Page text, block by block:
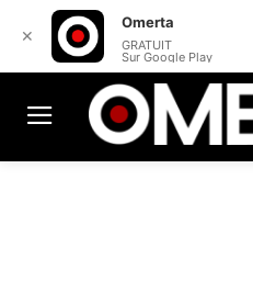
✕
Omerta
GRATUIT
Sur Google Play